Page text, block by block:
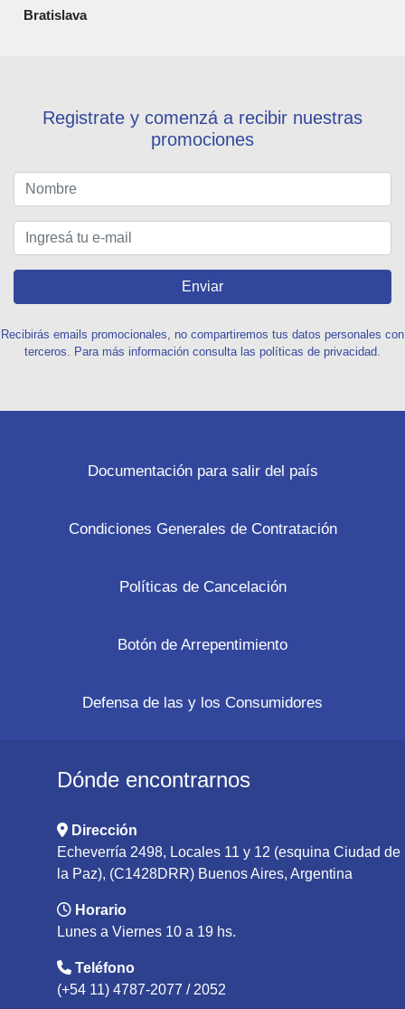
Bratislava
Registrate y comenzá a recibir nuestras
promociones
Enviar
Recibirás emails promocionales, no compartiremos tus datos personales con
terceros. Para más información consulta las políticas de privacidad.
Documentación para salir del país
Condiciones Generales de Contratación
Políticas de Cancelación
Botón de Arrepentimiento
Defensa de las y los Consumidores
Dónde encontrarnos
Dirección
Echeverría 2498, Locales 11 y 12 (esquina Ciudad de
la Paz), (C1428DRR) Buenos Aires, Argentina
Horario
Lunes a Viernes 10 a 19 hs.
Teléfono
(+54 11) 4787-2077 / 2052